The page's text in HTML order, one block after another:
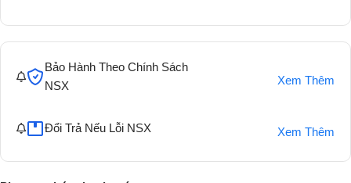
Bảo Hành Theo Chính Sách
NSX
Xem Thêm
Đổi Trả Nếu Lỗi NSX Xem Thêm